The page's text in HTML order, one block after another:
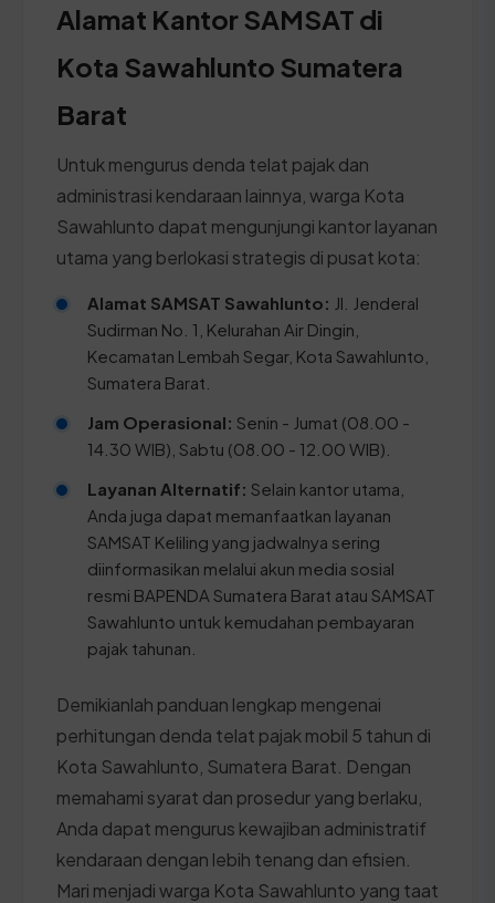
Alamat Kantor SAMSAT di
Kota Sawahlunto Sumatera
Barat
Untuk mengurus denda telat pajak dan
administrasi kendaraan lainnya, warga Kota
Sawahlunto dapat mengunjungi kantor layanan
utama yang berlokasi strategis di pusat kota:
Alamat SAMSAT Sawahlunto: Jl. Jenderal
Sudirman No. 1, Kelurahan Air Dingin,
Kecamatan Lembah Segar, Kota Sawahlunto,
Sumatera Barat.
Jam Operasional: Senin - Jumat (08.00 -
14.30 WIB), Sabtu (08.00 - 12.00 WIB).
Layanan Alternatif: Selain kantor utama,
Anda juga dapat memanfaatkan layanan
SAMSAT Keliling yang jadwalnya sering
diinformasikan melalui akun media sosial
resmi BAPENDA Sumatera Barat atau SAMSAT
Sawahlunto untuk kemudahan pembayaran
pajak tahunan.
Demikianlah panduan lengkap mengenai
perhitungan denda telat pajak mobil 5 tahun di
Kota Sawahlunto, Sumatera Barat. Dengan
memahami syarat dan prosedur yang berlaku,
Anda dapat mengurus kewajiban administratif
kendaraan dengan lebih tenang dan efisien.
Mari menjadi warga Kota Sawahlunto yang taat